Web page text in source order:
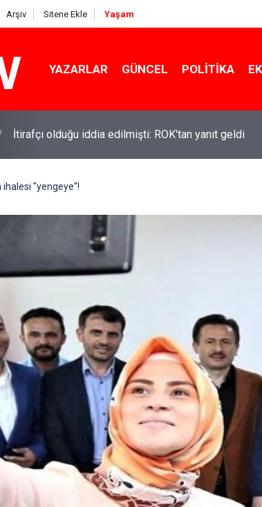
Arşiv Sitene Ekle Yaşam
YAZARLAR GÜNCEL POLITIKA
Yusuf Tekin açıkladı: YKS değişecek mi?
ihalesi "yengeye"!